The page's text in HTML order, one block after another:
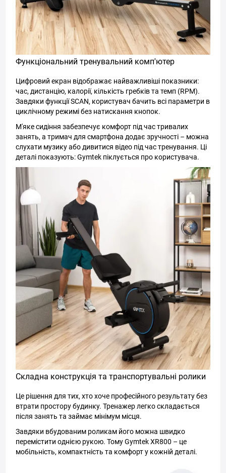
Функціональний тренувальний комп'ютер
Цифровий екран відображає найважливіші показники:
час, дистанцію, калорії, кількість гребків та темп (RPM).
Завдяки функції SCAN, користувач бачить всі параметри в
циклічному режимі без натискання кнопок.
М'яке сидіння забезпечує комфорт під час тривалих
занять, а тримач для смартфона додає зручності – можна
слухати музику або дивитися відео під час тренування. Ці
деталі показують: Gymtek піклується про користувача.
Складна конструкція та транспортувальні ролики
Це рішення для тих, хто хоче професійного результату без
втрати простору будинку. Тренажер легко складається
після занять та займає мінімум місця.
Завдяки вбудованим роликам його можна швидко
перемістити однією рукою. Тому Gymtek XR800 – це
мобільність, компактність та комфорт у кожній деталі.